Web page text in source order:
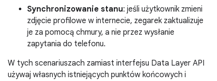
Synchronizowanie stanu: jeśli użytkownik zmieni
zdjęcie profilowe w internecie, zegarek zaktualizuje
je za pomocą chmury, a nie przez wysłanie
zapytania do telefonu.
W tych scenariuszach zamiast interfejsu Data Layer API
używaj własnych istniejących punktów końcowych i